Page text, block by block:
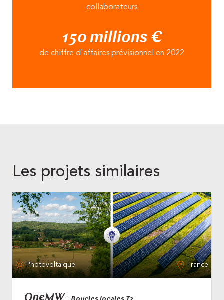
collaborateurs
150 millions €
de chiffre d'affaires prévisionnel en 2022
Les projets similaires
Photovoltaïque France